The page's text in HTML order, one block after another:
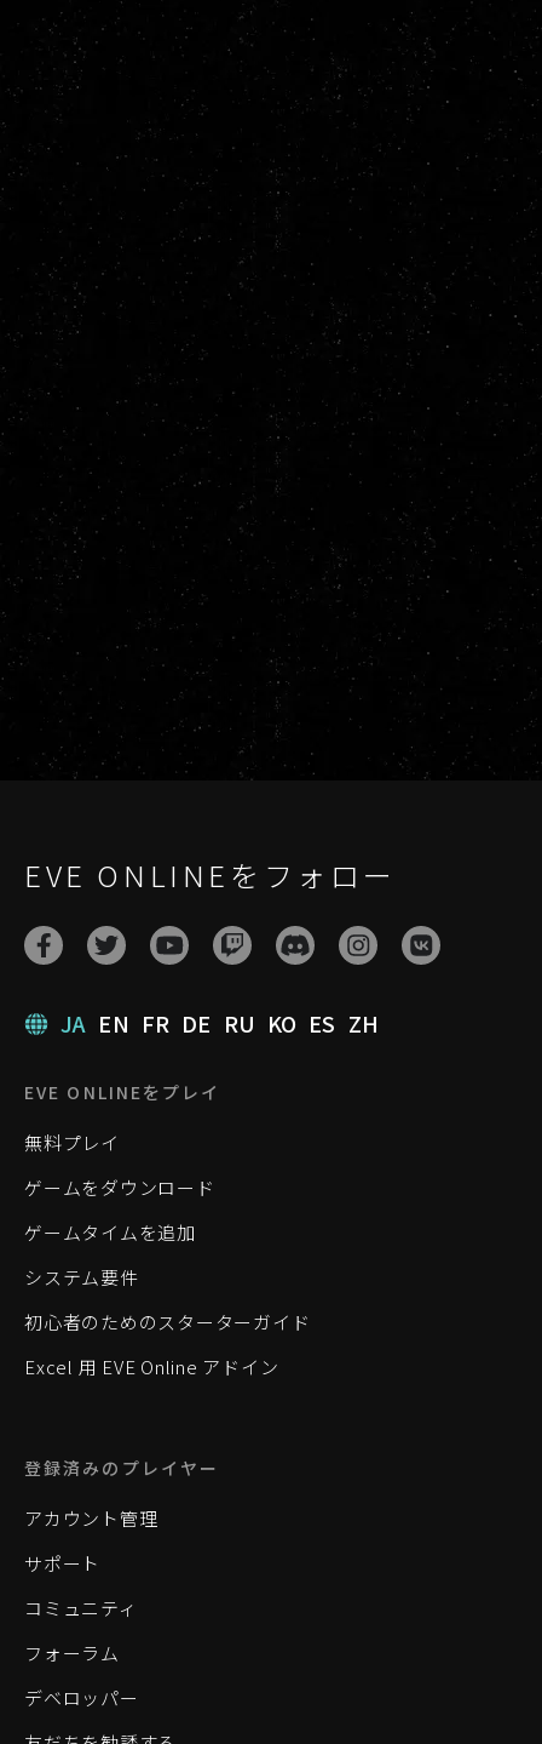
EVE ONLINEをフォロー
JA EN FR DE RU KO ES ZH
EVE ONLINEをプレイ
無料プレイ
ゲームをダウンロード
ゲームタイムを追加
システム要件
初心者のためのスターターガイド
Excel 用 EVE Online アドイン
登録済みのプレイヤー
アカウント管理
サポート
コミュニティ
フォーラム
デベロッパー